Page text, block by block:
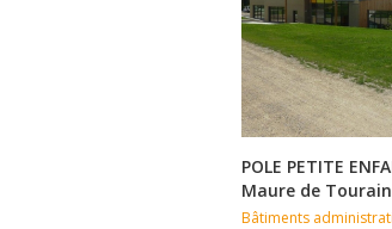
POLE PETITE
Maure de
Bâtiments